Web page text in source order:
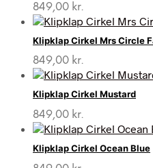
849,00 kr.
Klipklap Cirkel Mrs Circle
849,00 kr.
Klipklap Cirkel Mustard
849,00 kr.
Klipklap Cirkel Ocean Blue